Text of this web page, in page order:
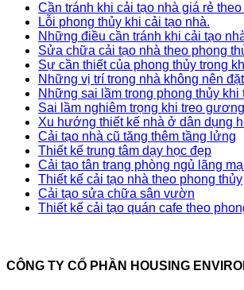
Cần tránh khi cải tạo nhà giá rẻ
Lỗi phong thủy khi cải tạo nhà.
Những điều cần tránh khi cải tạo
Sửa chữa cải tạo nhà theo phong
Sự cần thiết của phong thủy trong
Những vị trí trong nhà không nên
Những sai lầm trong phong thủy khi
Sai lầm nghiêm trọng khi treo
Xu hướng thiết kế nhà ở dân dụng
Cải tạo nhà cũ tăng thêm tầng lửng
Thiết kế trung tâm dạy học đẹp
Cải tạo tân trang phòng ngủ lãng
Thiết kế cải tạo nhà theo phong thủy
Cải tạo sửa chữa sân vườn
Thiết kế cải tạo quán cafe theo
CÔNG TY CỔ PHẦN HOUSING